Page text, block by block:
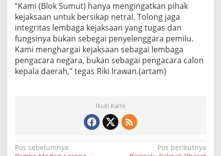
“Kami (Blok Sumut) hanya mengingatkan pihak
kejaksaan untuk bersikap netral. Tolong jaga
integritas lembaga kejaksaan yang tugas dan
fungsinya bukan sebegai penyelenggara pemilu.
Kami menghargai kejaksaan sebagai lembaga
pengacara negara, bukan sebagai pengacara calon
kepala daerah,” tegas Riki Irawan.(artam)
Ikuti Kami
N
Pos sebelumnya
Pos berikutnya